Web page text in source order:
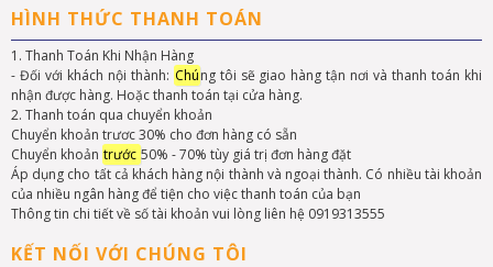
HÌNH THỨC THANH TOÁN
1. Thanh Toán Khi Nhận Hàng
- Đối với khách nội thành: Chúng tôi sẽ giao hàng tận nơi và thanh toán khi
nhận được hàng. Hoặc thanh toán tại cửa hàng.
2. Thanh toán qua chuyển khoản
Chuyển khoản trươc 30% cho đơn hàng có sẵn
Chuyển khoản trước 50% - 70% tùy giá trị đơn hàng đặt
Áp dụng cho tất cả khách hàng nội thành và ngoại thành. Có nhiều tài khoản
của nhiều ngân hàng để tiện cho việc thanh toán của bạn
Thông tin chi tiết về số tài khoản vui lòng liên hệ 0919313555
KẾT NỐI VỚI CHÚNG TÔI